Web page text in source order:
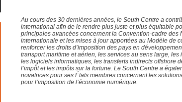
Au cours des 30 dernières années, le South Centre a
international afin de le rendre plus juste et plus équitable
principales avancées concernent la Convention-cadre des
internationale et les mises à jour apportées au Modèle de
renforcer les droits d’imposition des pays en
transport maritime et aérien, les services au sens large, les
les logiciels informatiques, les transferts indirects offshore
l’impôt et les impôts sur la fortune. Le South Centre a
novatrices pour ses États membres concernant les
pour l’imposition de l’économie numérique.